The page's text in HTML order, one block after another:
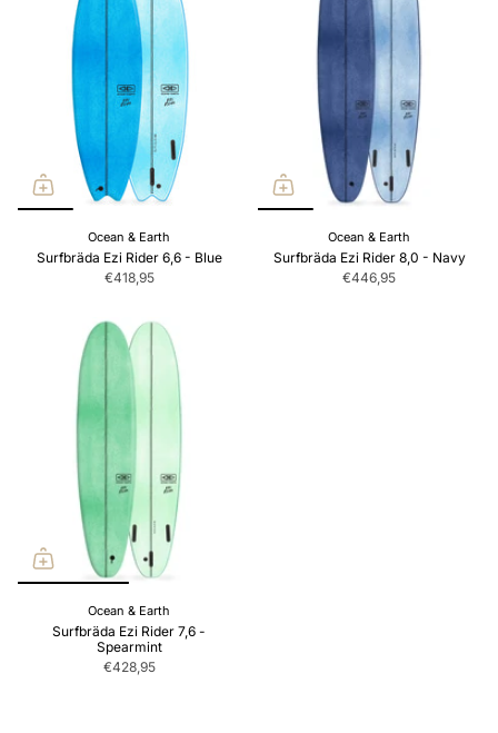
Ocean & Earth
Surfbräda Ezi Rider 6,6 - Blue
€418,95
Ocean & Earth
Surfbräda Ezi Rider 8,0 - Navy
€446,95
Ocean & Earth
Surfbräda Ezi Rider 7,6 -
Spearmint
€428,95